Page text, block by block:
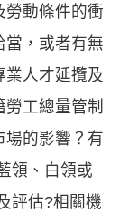
勞動條件的衝
當，或者有無
人才延攬及
工總量管制
場的影響？有
領、白領或
評估?相關機